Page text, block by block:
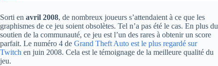
Sorti en avril 2008, de nombreux joueurs s’attendaient à ce que les
graphismes de ce jeu soient obsolètes. Tel n’a pas été le cas. En plus du
soutien de la communauté, ce jeu est l’un des rares à obtenir un score
parfait. Le numéro 4 de Grand Theft Auto est le plus regardé sur
Twitch en juin 2008. Cela est le témoignage de la meilleure qualité du
jeu.